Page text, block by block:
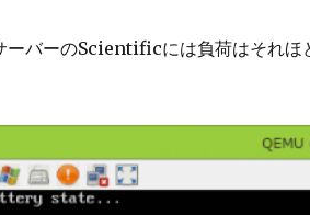
ーバーのScientificには負荷はそれほ